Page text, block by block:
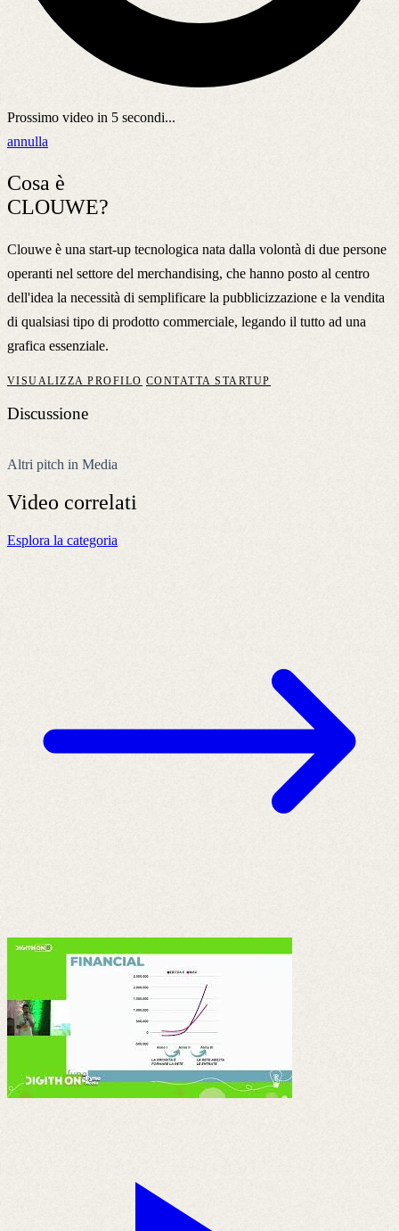
Prossimo video in 5 secondi...
annulla
Cosa è
CLOUWE?
Clouwe è una start-up tecnologica nata dalla volontà di due persone
operanti nel settore del merchandising, che hanno posto al centro
dell'idea la necessità di semplificare la pubblicizzazione e la vendita
di qualsiasi tipo di prodotto commerciale, legando il tutto ad una
grafica essenziale.
VISUALIZZA PROFILO CONTATTA STARTUP
Discussione
Altri pitch in Media
Video correlati
Esplora la categoria